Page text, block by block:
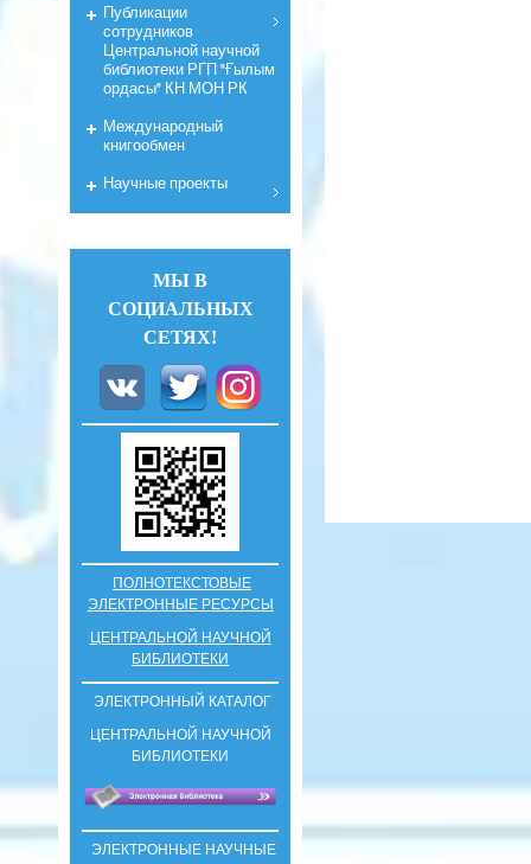
Публикации
сотрудников
Центральной научной
библиотеки РГП "Ғылым
ордасы" КН МОН РК
Международный
книгообмен
Научные проекты
МЫ В
СОЦИАЛЬНЫХ
СЕТЯХ!
ПОЛНОТЕКСТОВЫЕ
ЭЛЕКТРОННЫЕ РЕСУРСЫ
ЦЕНТРАЛЬНОЙ НАУЧНОЙ
БИБЛИОТЕКИ
ЭЛЕКТРОННЫЙ КАТАЛОГ
ЦЕНТРАЛЬНОЙ НАУЧНОЙ
БИБЛИОТЕКИ
ЭЛЕКТРОННЫЕ НАУЧНЫЕ